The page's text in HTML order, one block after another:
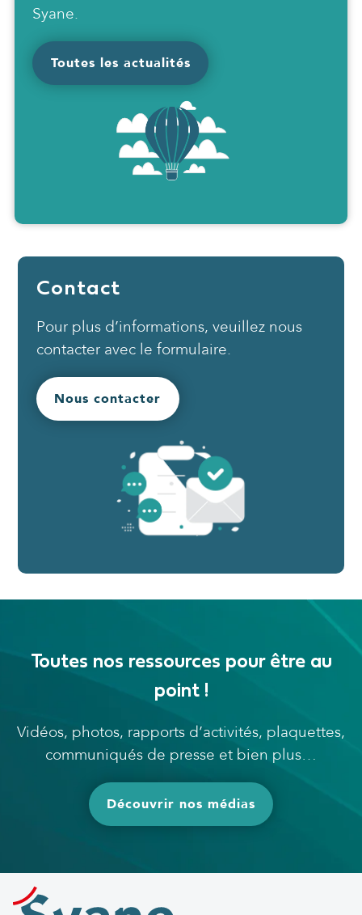
Syane.
Toutes les actualités
Contact
Pour plus d’informations, veuillez nous
contacter avec le formulaire.
Nous contacter
Toutes nos ressources pour être au
point !
Vidéos, photos, rapports d’activités, plaquettes,
communiqués de presse et bien plus…
Découvrir nos médias